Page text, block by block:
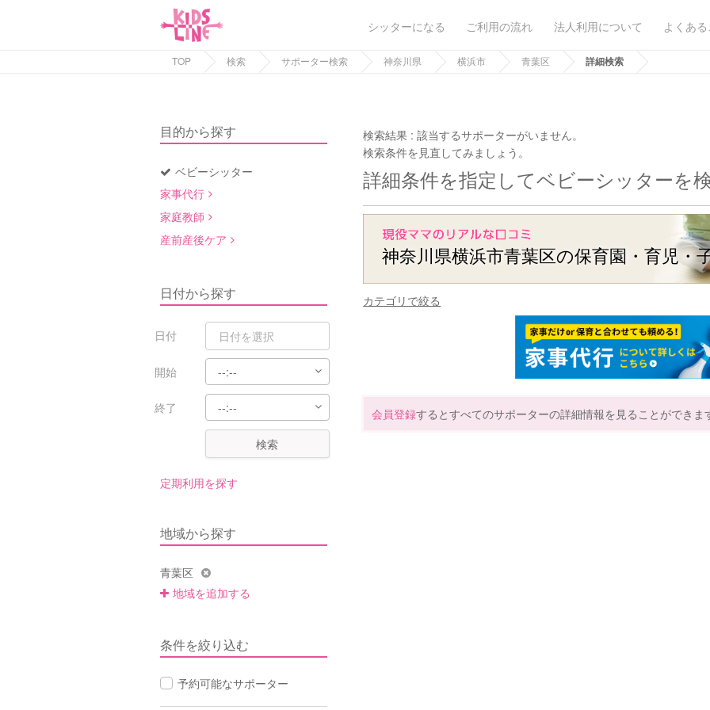
シッターになる ご利用の流れ 法人利用について よくあ
TOP 検索 サポーター検索 神奈川県 横浜市 青葉区 詳細検索
目的から探す
ベビーシッター
家事代行
家庭教師
産前産後ケア
日付から探す
日付
開始
終了
検索
定期利用を探す
地域から探す
青葉区
地域を追加する
条件を絞り込む
予約可能なサポーター
検索結果 :該当するサポーターがいません。
検索条件を見直してみましょう。
詳細条件を指定してベビーシッターを
神奈川県横浜市青葉区の保育園・育児・
カテゴリで絞る
会員登録するとすべてのサポーターの詳細情報を見ることができま